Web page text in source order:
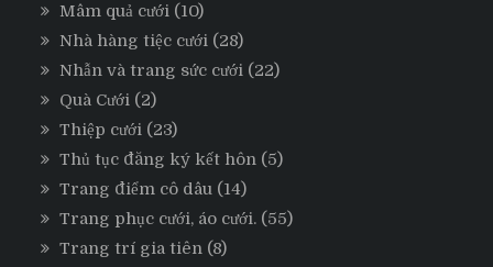
Mâm quả cưới (10)
Nhà hàng tiệc cưới (28)
Nhẫn và trang sức cưới (22)
Quà Cưới (2)
Thiệp cưới (23)
Thủ tục đăng ký kết hôn (5)
Trang điểm cô dâu (14)
Trang phục cưới, áo cưới. (55)
Trang trí gia tiên (8)